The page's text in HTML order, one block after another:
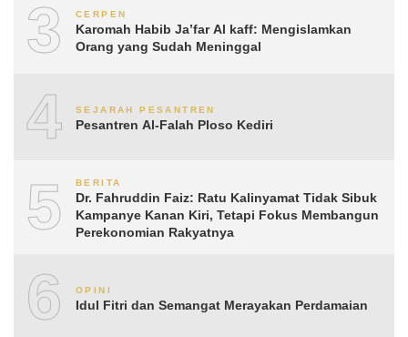
3 CERPEN
Karomah Habib Ja’far Al kaff: Mengislamkan
Orang yang Sudah Meninggal
4 SEJARAH PESANTREN
Pesantren Al-Falah Ploso Kediri
5 BERITA
Dr. Fahruddin Faiz: Ratu Kalinyamat Tidak Sibuk
Kampanye Kanan Kiri, Tetapi Fokus Membangun
Perekonomian Rakyatnya
6 OPINI
Idul Fitri dan Semangat Merayakan Perdamaian